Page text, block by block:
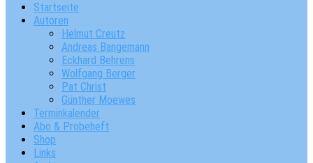
Startseite
Autoren
Helmut Creutz
Andreas Bangemann
Eckhard Behrens
Wolfgang Berger
Pat Christ
Günther Moewes
Terminkalender
Abo & Probeheft
Shop
Links